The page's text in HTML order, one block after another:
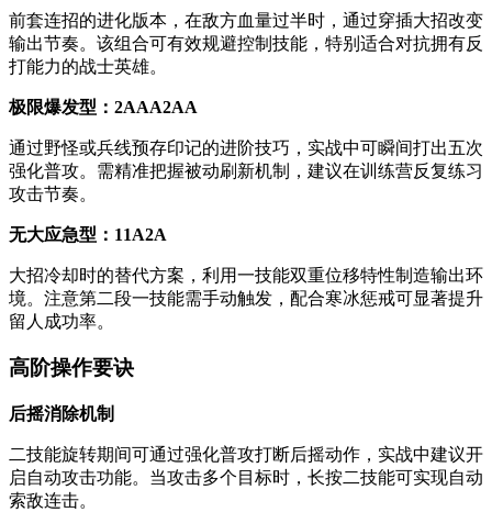
前套连招的进化版本，在敌方血量过半时，通过穿插大招改变
输出节奏。该组合可有效规避控制技能，特别适合对抗拥有反
打能力的战士英雄。
极限爆发型：2AAA2AA
通过野怪或兵线预存印记的进阶技巧，实战中可瞬间打出五次
强化普攻。需精准把握被动刷新机制，建议在训练营反复练习
攻击节奏。
无大应急型：11A2A
大招冷却时的替代方案，利用一技能双重位移特性制造输出环
境。注意第二段一技能需手动触发，配合寒冰惩戒可显著提升
留人成功率。
高阶操作要诀
后摇消除机制
二技能旋转期间可通过强化普攻打断后摇动作，实战中建议开
启自动攻击功能。当攻击多个目标时，长按二技能可实现自动
索敌连击。